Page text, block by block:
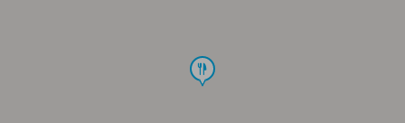
food